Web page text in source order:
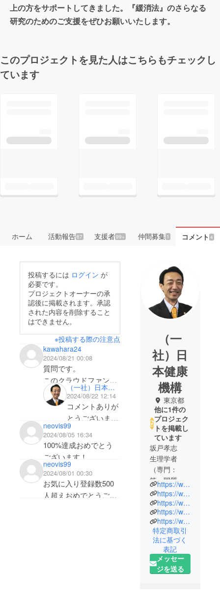
上の方をサポートしてきました。『緩消法』のさらなる
研究のためのご支援をぜひお願いいたします。
このプロジェクトを見た人はこちらもチェックし
ています
ホーム 活動報告67 支援者99+ 仲間募集 1 コメント4
投稿するには ログイン が
必要です。
プロジェクトオーナーの承
認後に掲載されます。承認
された内容を削除すること
はできません。
※投稿する際の注意点
kawahara24
2024/08/21 00:08
質問です。
このクラウドファンデ
ングは、緩消法の会員
以外でも申し込めると
理解して良いでしょう
か。
（一社）日本健康機構
2024/08/22 12:14
コメントありが
とうございま
す。
運営スタッフで
す。
【既存腰痛アカ
デミー会員向
け】と記載させ
neovis99
2024/08/05 16:34
100%達成おめでとう
ございます！
この先もっとたくさん
の支援者の輪が広がっ
ていくことを確信して
neovis99
2024/08/01 00:30
お気に入り登録数500
人超えおめでとうござ
（一
社）日
本健康
機構
東京都
他に1件の
プロジェク
トを掲載し
ています
坂戸孝志
生理学者
（専門：
筋・間質
（Fascia）
）
・理学療法
士
・認定心理
士
2007年に"緩
https://www.kanshoho.com
https://www.471203.com
https://www.jho.or.jp
https://www.facebook.com/takashi.sakato
https://www.itaminashi.com/academy.php
特定商取引
法に基づく
表記
メッセー
ジを送る